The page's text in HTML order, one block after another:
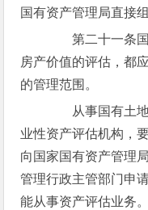
国有资产管理局直接
第二十一条国
房产价值的评估，都
的管理范围。
从事国有土地
业性资产评估机构，
向国家国有资产管理
管理行政主管部门申
能从事资产评估业务。